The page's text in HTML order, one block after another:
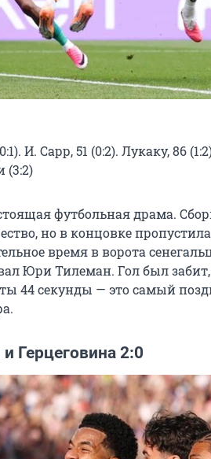
И. Сарр, 51 (0:2). Лукаку, 86
(3:2)
футбольная драма.
но в концовке
время в ворота
Юри Тилеман. Гол был
44 секунды — это самый
Герцеговина 2:0